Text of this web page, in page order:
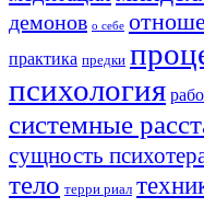
демонов о себе
практика предки
психология
системные
сущность
тело терри риал